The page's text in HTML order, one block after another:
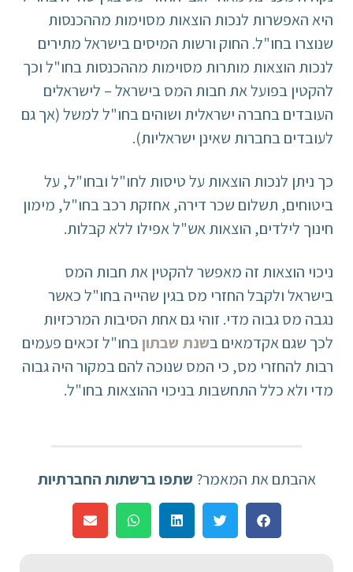
היא האפשרות לנכות הוצאות מסוימות מההכנסות
שנוצרו בחו"ל. החוק ורשות המיסים בישראל מתירים
לנכות הוצאות מותרות מסוימות מההכנסות בחו"ל וכך
להקטין בפועל את חבות המס בישראל – לישראלים
העובדים בחברה ישראלית ושוהים בחו"ל למשל (אך גם
לעובדים בחברות שאינן ישראליות).
כך ניתן לנכות הוצאות על טיסות לחו"ל ובחו"ל, על
ביטוחים, תשלום שכר דירה, אחזקת רכב בחו"ל, מימון
חינוך לילדים, הוצאות אש"ל אפילו ללא קבלות.
ניכוי הוצאות זה מאפשר להקטין את חבות המס
בישראל ולקבל החזרי מס בגין שהייה בחו"ל כאשר
נגבה מס גבוה מדי. זוהי גם אחת הסיבות המרכזיות
לכך שגם אקדמאים בשנת שבתוןבחו"ל זכאים פעמים
רבות להחזרי מס, כי המס שנוכה להם במקור היה גבוה
מדי ולא כלל התחשבות בניכוי ההוצאות בחו"ל.
אהבתם את המאמר? שתפו ברשתות החברתיות